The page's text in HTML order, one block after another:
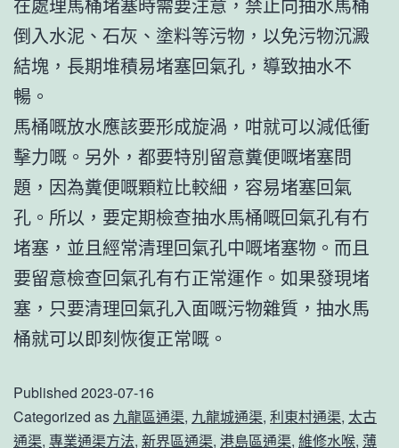
倒入水泥、石灰、塗料等污物，以免污物沉澱
結塊，長期堆積易堵塞回氣孔，導致抽水不
暢。
馬桶嘅放水應該要形成旋渦，咁就可以減低衝
擊力嘅。另外，都要特別留意糞便嘅堵塞問
題，因為糞便嘅顆粒比較細，容易堵塞回氣
孔。所以，要定期檢查抽水馬桶嘅回氣孔有冇
堵塞，並且經常清理回氣孔中嘅堵塞物。而且
要留意檢查回氣孔有冇正常運作。如果發現堵
塞，只要清理回氣孔入面嘅污物雜質，抽水馬
桶就可以即刻恢復正常嘅。
Published 2023-07-16
Categorized as 九龍區通渠, 九龍城通渠, 利東村通渠, 太古
通渠, 專業通渠方法, 新界區通渠, 港島區通渠, 維修水喉, 薄